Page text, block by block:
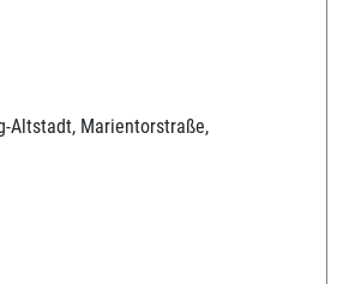
Altstadt, Marientorstraße,